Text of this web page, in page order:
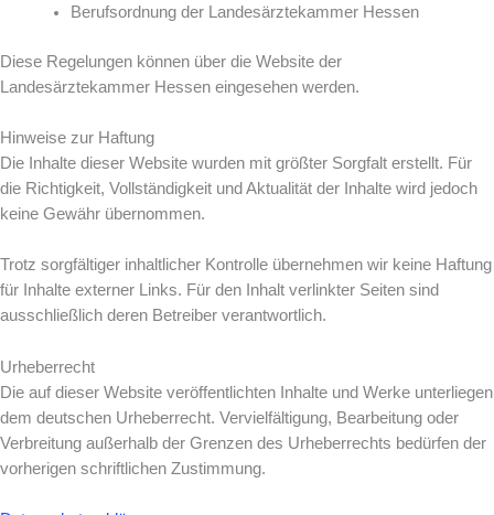
Berufsordnung der Landesärztekammer Hessen
Diese Regelungen können über die Website der
Landesärztekammer Hessen eingesehen werden.
Hinweise zur Haftung
Die Inhalte dieser Website wurden mit größter Sorgfalt erstellt. Für
die Richtigkeit, Vollständigkeit und Aktualität der Inhalte wird jedoch
keine Gewähr übernommen.
Trotz sorgfältiger inhaltlicher Kontrolle übernehmen wir keine Haftung
für Inhalte externer Links. Für den Inhalt verlinkter Seiten sind
ausschließlich deren Betreiber verantwortlich.
Urheberrecht
Die auf dieser Website veröffentlichten Inhalte und Werke unterliegen
dem deutschen Urheberrecht. Vervielfältigung, Bearbeitung oder
Verbreitung außerhalb der Grenzen des Urheberrechts bedürfen der
vorherigen schriftlichen Zustimmung.